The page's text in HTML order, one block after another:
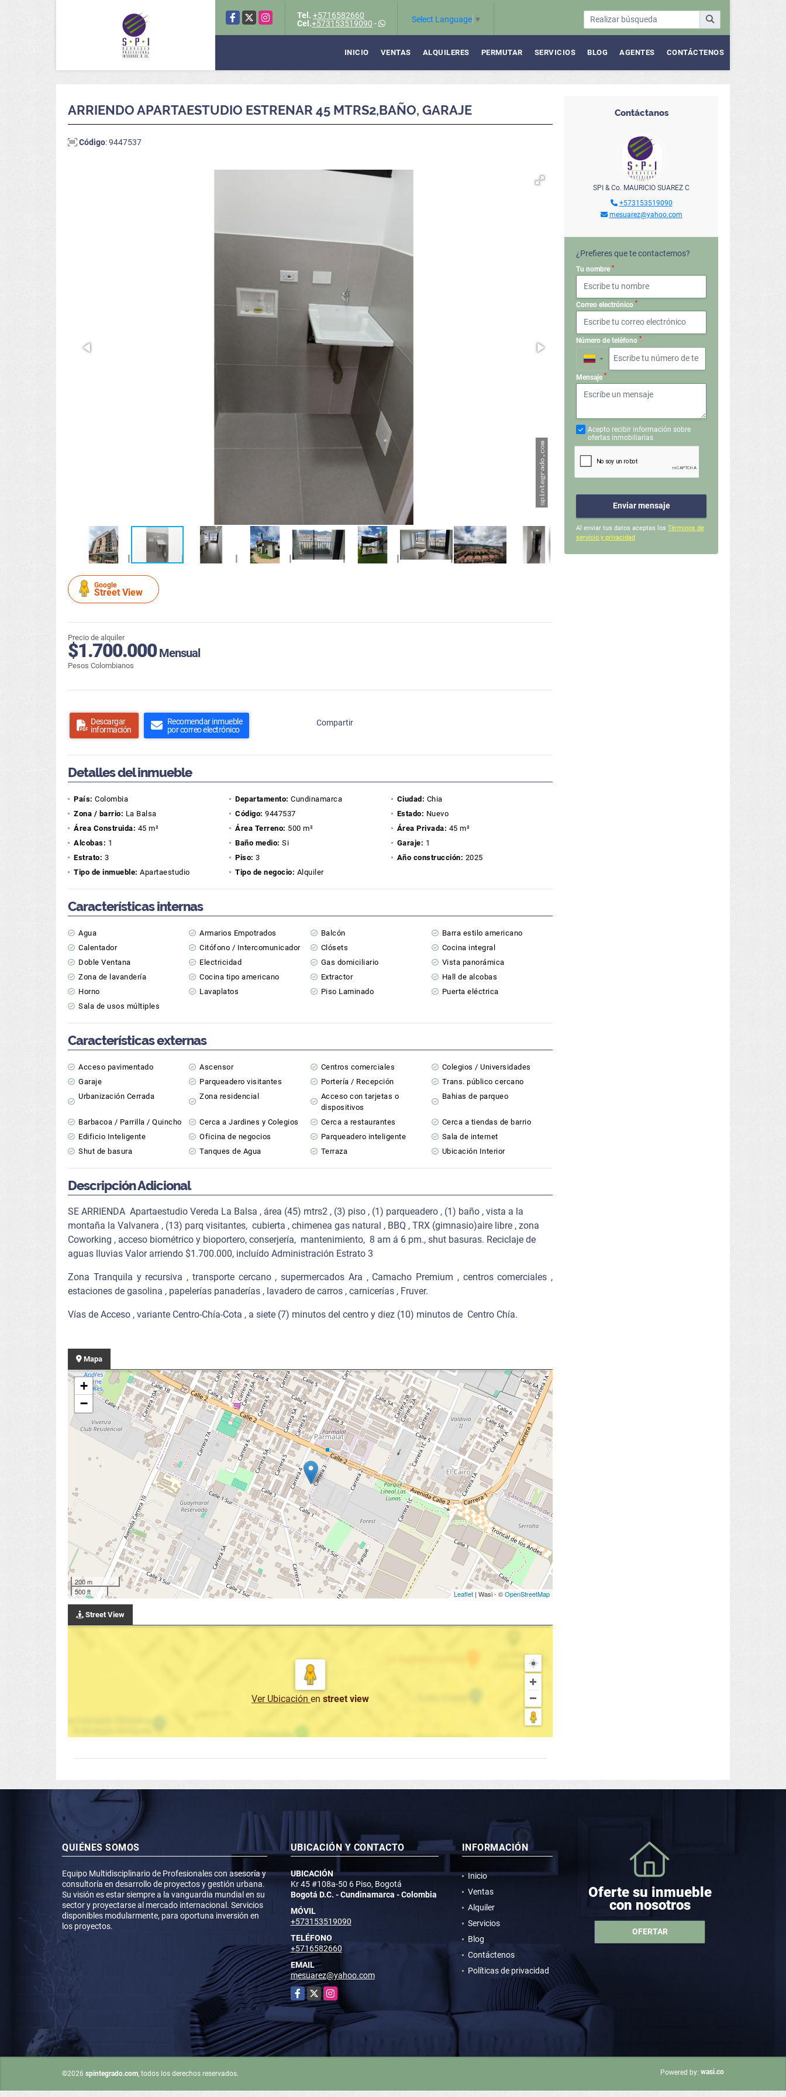
Facebook
X Instagram Tel. +5716582660
Cel.+573153519090 - Select Language ▼
INICIO VENTAS ALQUILERES PERMUTAR SERVICIOS BLOG AGENTES CONTÁCTENOS
ARRIENDO APARTAESTUDIO ESTRENAR 45 MTRS2,BAÑO, GARAJE
Código: 9447537
Google
Street View
Precio de alquiler
$1.700.000Mensual
Pesos Colombianos
Descargar
información
Recomendar inmueble
por correo electrónico
Compartir
Detalles del inmueble
País: Colombia Departamento: Cundinamarca Ciudad: Chia
Zona / barrio: La Balsa Código: 9447537 Estado: Nuevo
Área Construida: 45 m² Área Terreno: 500 m² Área Privada: 45 m²
Alcobas: 1 Baño medio: Si Garaje: 1
Estrato: 3 Piso: 3 Año construcción: 2025
Tipo de inmueble: Apartaestudio Tipo de negocio: Alquiler
Características internas
Agua Armarios Empotrados Balcón
Barra estilo americano
Calentador
Citófono / Intercomunicador Clósets
Cocina integral
Doble Ventana
Electricidad Gas domiciliario
Vista panorámica
Zona de lavandería
Cocina tipo americano Extractor
Hall de alcobas
Horno
Lavaplatos Piso Laminado
Puerta eléctrica
Sala de usos múltiples
Características externas
Acceso pavimentado Ascensor Centros comerciales
Colegios / Universidades
Garaje
Parqueadero visitantes Portería / Recepción
Trans. público cercano
Urbanización Cerrada
Zona residencial
Acceso con tarjetas o
dispositivos
Bahias de parqueo
Barbacoa / Parrilla / Quincho Cerca a Jardines y Colegios Cerca a restaurantes
Cerca a tiendas de barrio
Edificio Inteligente
Oficina de negocios Parqueadero inteligente
Sala de internet
Shut de basura
Tanques de Agua Terraza Ubicación Interior
Descripción Adicional
SE ARRIENDA Apartaestudio Vereda La Balsa , área (45) mtrs2 , (3) piso , (1) parqueadero , (1) baño , vista a la
montaña la Valvanera , (13) parq visitantes, cubierta , chimenea gas natural , BBQ , TRX (gimnasio)aire libre , zona
Coworking , acceso biométrico y bioportero, conserjería, mantenimiento, 8 am á 6 pm., shut basuras. Reciclaje de
aguas lluvias Valor arriendo $1.700.000, incluído Administración Estrato 3
Zona Tranquila y recursiva , transporte cercano , supermercados Ara , Camacho Premium , centros comerciales ,
estaciones de gasolina , papelerías panaderías , lavadero de carros , carnicerías , Fruver.
Vías de Acceso , variante Centro-Chía-Cota , a siete (7) minutos del centro y diez (10) minutos de Centro Chía.
Mapa
+
−
200 m
500 ft
Leaflet | Wasi - ©OpenStreetMap
Street View
Ver Ubicación en street view
Contáctanos
SPI & Co. MAURICIO SUAREZ C
+573153519090
mesuarez@yahoo.com
¿Prefieres que te contactemos?
Tu nombre *
Correo electrónico *
Número de teléfono *
▼
Mensaje *
Acepto recibir información sobre
ofertas inmobiliarias
Enviar mensaje
Al enviar tus datos aceptas los Términos de
servicio y privacidad
QUIÉNES SOMOS
Equipo Multidisciplinario de Profesionales con asesoría y
consultoría en desarrollo de proyectos y gestión urbana.
Su visión es estar siempre a la vanguardia mundial en su
sector y proyectarse al mercado internacional. Servicios
disponibles modularmente, para oportuna inversión en
los proyectos.
UBICACIÓN Y CONTACTO
UBICACIÓN
Kr 45 #108a-50 6 Piso, Bogotá
Bogotá D.C. - Cundinamarca - Colombia
MÓVIL
+573153519090
TELÉFONO
+5716582660
EMAIL
mesuarez@yahoo.com
Facebook
X Instagram
INFORMACIÓN
Inicio
Ventas
Alquiler
Servicios
Blog
Contáctenos
Políticas de privacidad
Oferte su inmueble
con nosotros
OFERTAR
©2026 spintegrado.com, todos los derechos reservados. Powered by: wasi.co